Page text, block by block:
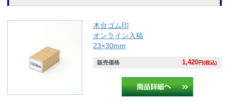
木台ゴム印
オンライン入稿
23×30mm
販売価格 1,420円(税込)